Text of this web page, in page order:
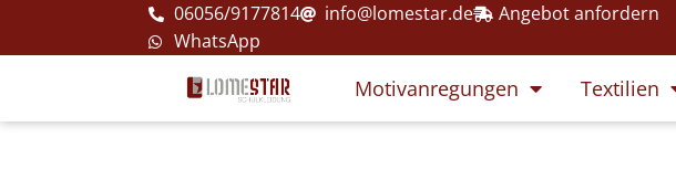
06056/9177814 info@lomestar.de
Angebot anfordern
WhatsApp
Motivanregungen Textilien